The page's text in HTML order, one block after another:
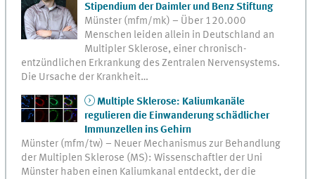
Stipendium der Daimler und Benz Stiftung
Münster (mfm/mk) – Über 120.000
Menschen leiden allein in Deutschland an
Multipler Sklerose, einer chronisch-
entzündlichen Erkrankung des Zentralen Nervensystems.
Die Ursache der Krankheit…
Multiple Sklerose: Kaliumkanäle
regulieren die Einwanderung schädlicher
Immunzellen ins Gehirn
Münster (mfm/tw) – Neuer Mechanismus zur Behandlung
der Multiplen Sklerose (MS): Wissenschaftler der Uni
Münster haben einen Kaliumkanal entdeckt, der die